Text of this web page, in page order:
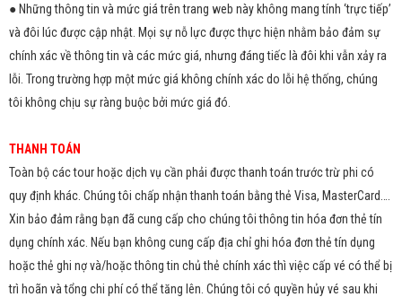
● Những thông tin và mức giá trên trang web này không mang tính ‘trực tiếp’
và đôi lúc được cập nhật. Mọi sự nỗ lực được thực hiện nhằm bảo đảm sự
chính xác về thông tin và các mức giá, nhưng đáng tiếc là đôi khi vẫn xảy ra
lỗi. Trong trường hợp một mức giá không chính xác do lỗi hệ thống, chúng
tôi không chịu sự ràng buộc bởi mức giá đó.
THANH TOÁN
Toàn bộ các tour hoặc dịch vụ cần phải được thanh toán trước trừ phi có
quy định khác. Chúng tôi chấp nhận thanh toán bằng thẻ Visa, MasterCard….
Xin bảo đảm rằng bạn đã cung cấp cho chúng tôi thông tin hóa đơn thẻ tín
dụng chính xác. Nếu bạn không cung cấp địa chỉ ghi hóa đơn thẻ tín dụng
hoặc thẻ ghi nợ và/hoặc thông tin chủ thẻ chính xác thì việc cấp vé có thể bị
trì hoãn và tổng chi phí có thể tăng lên. Chúng tôi có quyền hủy vé sau khi